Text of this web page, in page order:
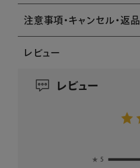
注意事項・キャンセル・返品
レビュー
レビュー
★ 5